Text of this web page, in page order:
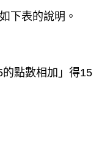
下表的說明。
點數相加」得15